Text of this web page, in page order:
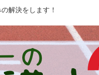
解決をします！